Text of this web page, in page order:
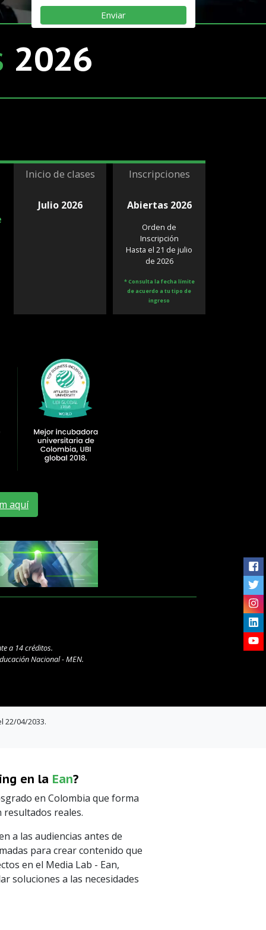
2026
personales
Inicio de clases
Julio 2026
Inscripciones
Abiertas 2026
Orden de
Inscripción
Hasta el 21 de julio
de 2026
* Consulta la fecha límite
de acuerdo a tu tipo de
ingreso
aquí
a 14 créditos.
Nacional - MEN.
22/04/2033.
en la Ean?
en Colombia que forma
resultados reales.
a las audiencias antes de
para crear contenido que
en el Media Lab - Ean,
soluciones a las necesidades